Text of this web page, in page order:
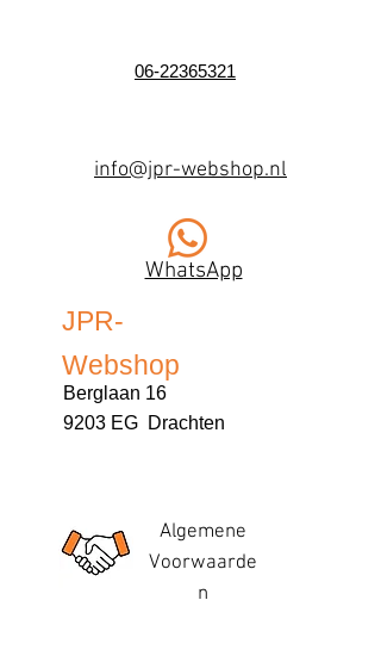
06-22365321
info@jpr-webshop.nl
WhatsApp
JPR-
Webshop
Berglaan 16
9203 EG Drachten
Algemene
Voorwaarde
n